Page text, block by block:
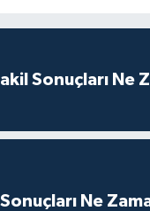
Sonuçları Ne
Ne